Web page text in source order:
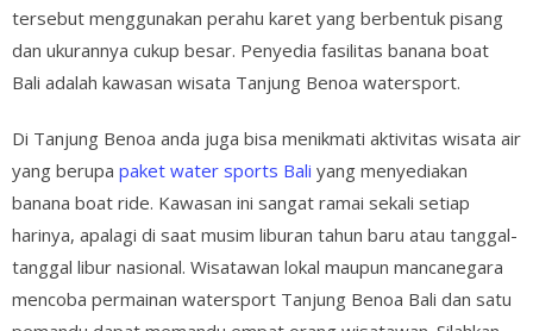
tersebut menggunakan perahu karet yang berbentuk pisang
dan ukurannya cukup besar. Penyedia fasilitas banana boat
Bali adalah kawasan wisata Tanjung Benoa watersport.
Di Tanjung Benoa anda juga bisa menikmati aktivitas wisata air
yang berupa paket water sports Bali yang menyediakan
banana boat ride. Kawasan ini sangat ramai sekali setiap
harinya, apalagi di saat musim liburan tahun baru atau tanggal-
tanggal libur nasional. Wisatawan lokal maupun mancanegara
mencoba permainan watersport Tanjung Benoa Bali dan satu